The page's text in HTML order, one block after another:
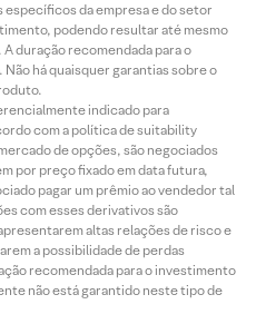
da empresa e do setor
podendo resultar até mesmo
duração recomendada para o
há quaisquer garantias sobre o
indicado para
com a política de suitability
de opções, são negociados
por preço fixado em data futura,
pagar um prêmio ao vendedor tal
com esses derivativos são
altas relações de risco e
a possibilidade de perdas
recomendada para o investimento
não está garantido neste tipo de